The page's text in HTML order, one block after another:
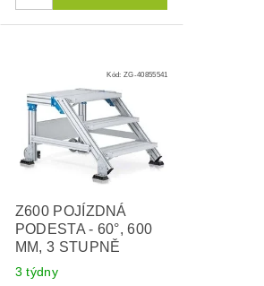
Kód: ZG-40855541
Z600 POJÍZDNÁ
PODESTA - 60°, 600
MM, 3 STUPNĚ
3 týdny